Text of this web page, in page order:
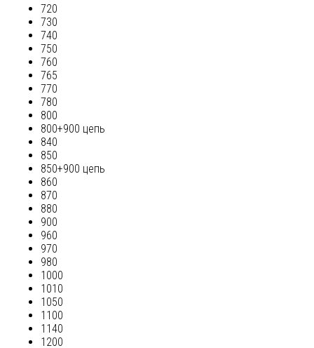
720
730
740
750
760
765
770
780
800
800+900 цепь
840
850
850+900 цепь
860
870
880
900
960
970
980
1000
1010
1050
1100
1140
1200